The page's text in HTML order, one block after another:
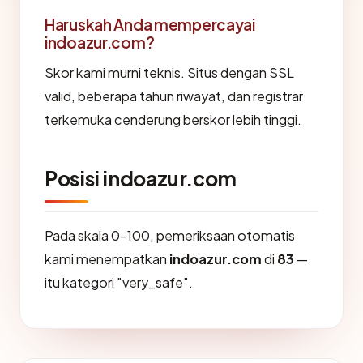
Haruskah Anda mempercayai
indoazur.com?
Skor kami murni teknis. Situs dengan SSL
valid, beberapa tahun riwayat, dan registrar
terkemuka cenderung berskor lebih tinggi.
Posisi indoazur.com
Pada skala 0-100, pemeriksaan otomatis
kami menempatkan indoazur.comdi 83 —
itu kategori "very_safe".